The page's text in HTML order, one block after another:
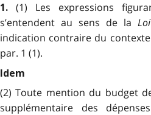
1. (1) Les expressions
s’entendent au sens de la
indication contraire du
par. 1 (1).
Idem
(2) Toute mention du budget
supplémentaire des